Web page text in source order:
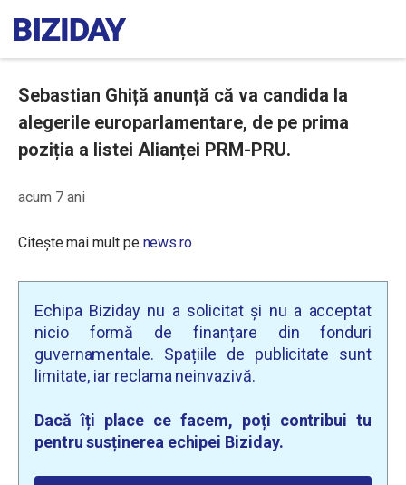
Sebastian Ghiță anunță că va candida la
alegerile europarlamentare, de pe prima
poziția a listei Alianței PRM-PRU.
acum 7 ani
Citește mai mult pe news.ro
Echipa Biziday nu a solicitat și nu a acceptat
nicio formă de finanțare din fonduri
guvernamentale. Spațiile de publicitate sunt
limitate, iar reclama neinvazivă.
Dacă îți place ce facem, poți contribui tu
pentru susținerea echipei Biziday.